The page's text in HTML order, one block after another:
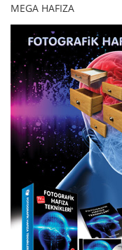
MEGA HAFIZA